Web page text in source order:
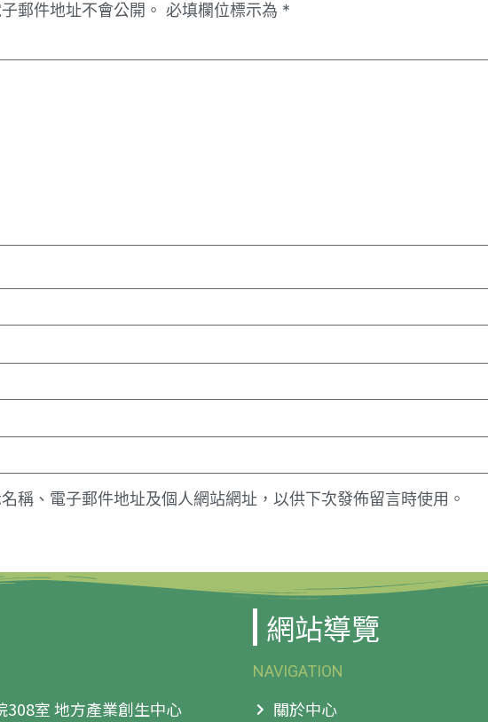
郵件地址不會公開。 必填欄位標示為 *
稱、電子郵件地址及個人網站網址，以供下次發佈留言時使用。
室 地方產業創生中心
網站導覽
NAVIGATION
關於中心